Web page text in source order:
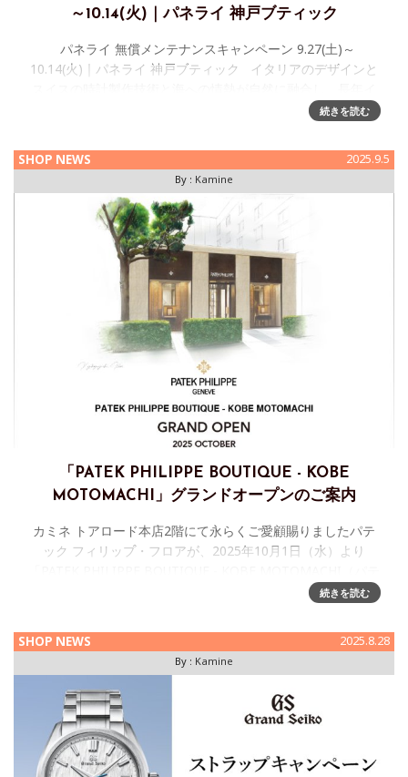
～10.14(火)｜パネライ 神戸ブティック
パネライ 無償メンテナンスキャンペーン 9.27(土)～
10.14(火)｜パネライ 神戸ブティック イタリアのデザインと
続きを読む
SHOP NEWS 2025.9.5
By : Kamine
「PATEK PHILIPPE BOUTIQUE - KOBE
MOTOMACHI」グランドオープンのご案内
カミネ トアロード本店2階にて永らくご愛顧賜りましたパテ
ック フィリップ・フロアが、2025年10月1日（水）より
続きを読む
SHOP NEWS 2025.8.28
By : Kamine